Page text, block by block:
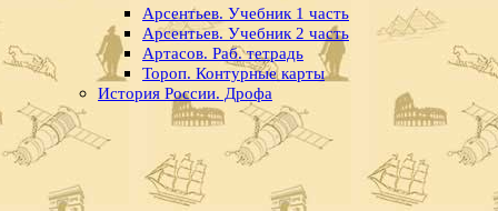
Арсентьев. Учебник 1 часть
Арсентьев. Учебник 2 часть
Артасов. Раб. тетрадь
Тороп. Контурные карты
История России. Дрофа